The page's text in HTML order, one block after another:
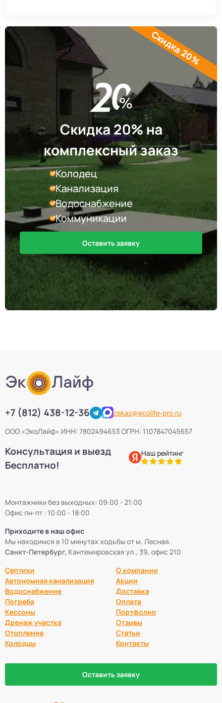
Скидка 20% на
комплексный заказ
Колодец
Канализация
Водоснабжение
Коммуникации
Оставить заявку
Скидка 20%
+7 (812) 438-12-36
zakaz@ecolife-pro.ru
ООО «ЭкоЛайф» ИНН: 7802494653 ОГРН: 1107847045657
Консультация и выезд
Бесплатно!
Наш рейтинг
Монтажники без выходных: 09:00 - 21:00
Офис пн-пт : 10:00 - 18:00
Приходите в наш офис
Мы находимся в 10 минутах ходьбы от м. Лесная.
Санкт-Петербург, Кантемировская ул., 39, офис 210
Септики
Автономная канализация
Водоснабжение
Погреба
Кессоны
Дренаж участка
Отопление
Колодцы
О компании
Акции
Доставка
Оплата
Портфолио
Отзывы
Статьи
Контакты
Оставить заявку